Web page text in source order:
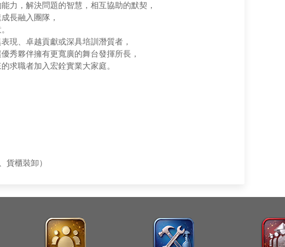
力，解決問題的智慧，相互協助的默契，
長融入團隊，
現、卓越貢獻或深具培訓潛質者，
秀夥伴擁有更寬廣的舞台發揮所長，
求職者加入宏銓實業大家庭。
貨櫃裝卸）